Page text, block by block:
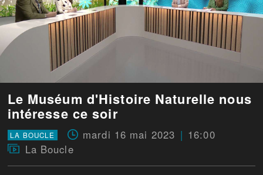
Le Muséum d'Histoire Naturelle nous
intéresse ce soir
LA BOUCLE mardi 16 mai 2023
16:00
La Boucle